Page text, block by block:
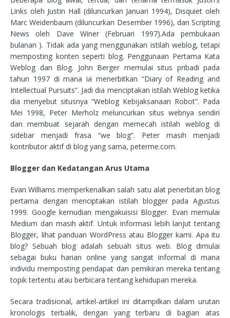
Links oleh Justin Hall (diluncurkan Januari 1994), Disquiet oleh
Marc Weidenbaum (diluncurkan Desember 1996), dan Scripting
News oleh Dave Winer (Februari 1997).Ada pembukaan
bulanan ). Tidak ada yang menggunakan istilah weblog, tetapi
memposting konten seperti blog. Penggunaan Pertama Kata
Weblog dan Blog. John Berger memulai situs pribadi pada
tahun 1997 di mana ia menerbitkan “Diary of Reading and
Intellectual Pursuits”. Jadi dia menciptakan istilah Weblog ketika
dia menyebut situsnya “Weblog Kebijaksanaan Robot”. Pada
Mei 1998, Peter Merholz meluncurkan situs webnya sendiri
dan membuat sejarah dengan memecah istilah weblog di
sidebar menjadi frasa “we blog”. Peter masih menjadi
kontributor aktif di blog yang sama, peterme.com.
Blogger dan Kedatangan Arus Utama
Evan Williams memperkenalkan salah satu alat penerbitan blog
pertama dengan menciptakan istilah blogger pada Agustus
1999. Google kemudian mengakuisisi Blogger. Evan memulai
Medium dan masih aktif. Untuk informasi lebih lanjut tentang
Blogger, lihat panduan WordPress atau Blogger kami. Apa itu
blog? Sebuah blog adalah sebuah situs web. Blog dimulai
sebagai buku harian online yang sangat informal di mana
individu memposting pendapat dan pemikiran mereka tentang
topik tertentu atau berbicara tentang kehidupan mereka.
Secara tradisional, artikel-artikel ini ditampilkan dalam urutan
kronologis terbalik, dengan yang terbaru di bagian atas